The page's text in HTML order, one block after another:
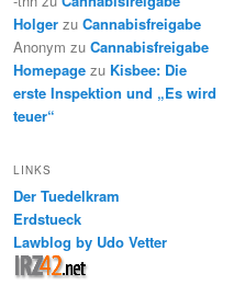
Holger zu Cannabisfreigabe
Anonym zu Cannabisfreigabe
Homepage zu Kisbee: Die
erste Inspektion und „Es wird
teuer“
LINKS
Der Tuedelkram
Erdstueck
Lawblog by Udo Vetter